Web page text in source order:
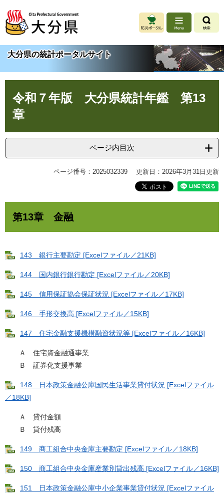
ジ
先
頭
す
ュ
を
飛
し
大分県の統計ポータルサイト
令和７年版 大分県統計年鑑 第13
章
ページ内目次
ページ番号：2025032339 更新日：2026年3月31日更新
第13章 金融
143 銀行主要勘定 [Excelファイル／21KB]
144 国内銀行銀行勘定 [Excelファイル／20KB]
145 信用保証協会保証状況 [Excelファイル／17KB]
146 手形交換高 [Excelファイル／15KB]
147 住宅金融支援機構融資状況等 [Excelファイル／16KB]
Ａ 住宅資金融通事業
Ｂ 証券化支援事業
148 日本政策金融公庫国民生活事業貸付状況 [Excelファイル
／18KB]
Ａ 貸付金額
Ｂ 貸付残高
149 商工組合中央金庫主要勘定 [Excelファイル／18KB]
150 商工組合中央金庫産業別貸出残高 [Excelファイル／16KB]
151 日本政策金融公庫中小企業事業貸付状況 [Excelファイル